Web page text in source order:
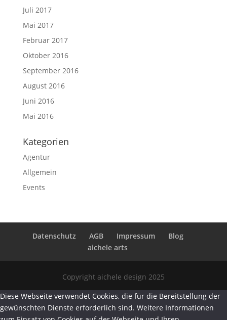
Juli 2017
Mai 2017
Februar 2017
Oktober 2016
September 2016
August 2016
Juni 2016
Mai 2016
Kategorien
Agentur
Allgemein
Events
Datenschutz AGB Impressum
Blog
aichele arts
Copyright aichele design 2025
Diese Webseite verwendet Cookies, die für die Bereitstellung der
gewünschten Dienste erforderlich sind. Weitere Informationen